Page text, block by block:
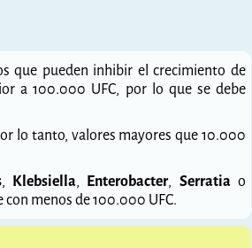
que pueden inhibir el crecimiento de
a 100.000 UFC, por lo que se debe
lo tanto, valores mayores que 10.000
, Klebsiella, Enterobacter, Serratiao
menos de 100.000 UFC.